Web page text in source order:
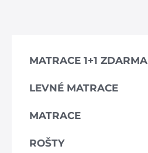
MATRACE 1+1 ZDARMA
LEVNÉ MATRACE
MATRACE
ROŠTY